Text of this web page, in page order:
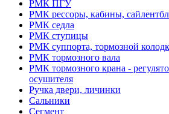
РМК ПГУ
РМК рессоры, кабины,
РМК седла
РМК ступицы
РМК суппорта, тормозной
РМК тормозного вала
РМК тормозного крана -
осушителя
Ручка двери, личинки
Сальники
Сегмент